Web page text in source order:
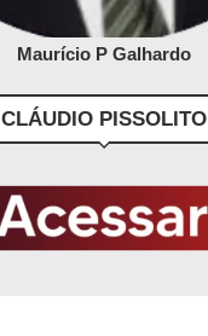
Maurício P Galhardo
CLÁUDIO PISSOLITO